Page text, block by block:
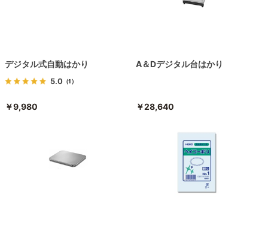
デジタル式自動はかり
5.0 （1）
￥9,980
A＆Dデジタル台はかり
￥28,640